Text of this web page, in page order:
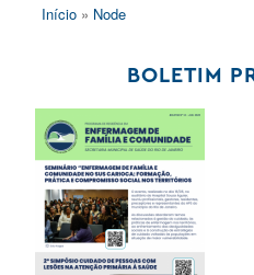
TRILHA
Início Node
BOLETIM